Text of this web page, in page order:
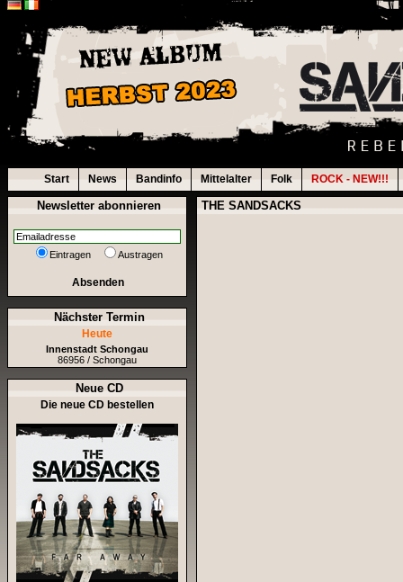
Start News Bandinfo Mittelalter Folk ROCK - NEW!!!
Newsletter abonnieren
Eintragen Austragen
Absenden
Nächster Termin
Heute
Innenstadt Schongau
86956 / Schongau
Neue CD
Die neue CD bestellen
THE SANDSACKS